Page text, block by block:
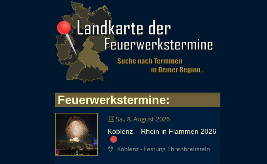
Feuerwerkstermine:
Sa., 8. August 2026
Koblenz – Rhein in Flammen 2026
Koblenz - Festung Ehrenbreitstein